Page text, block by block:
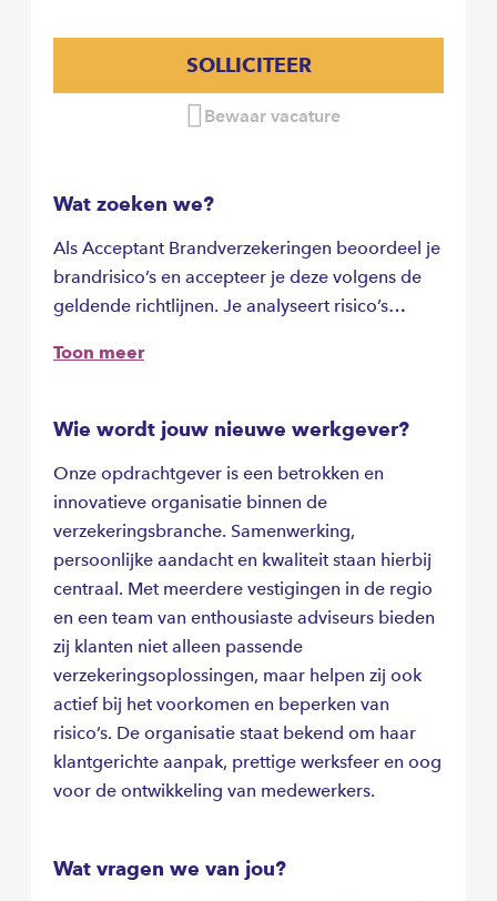
SOLLICITEER
Bewaar vacature
Wat zoeken we?
Als Acceptant Brandverzekeringen beoordeel je
brandrisico’s en accepteer je deze volgens de
geldende richtlijnen. Je analyseert risico’s
voorwaarden op en schakelt met inspecteurs,
acceptatiebeslissingen te komen. Daarnaast
polissen en adviseer je collega’s over
acceptatiekaders. Je bewaakt de voortgang van
dossiers en zorgt voor duidelijke communicatie
met alle betrokken partijen. Je komt terecht in
een professionele werkomgeving waar kwaliteit,
samenwerking en ontwikkeling centraal staan.
Toon meer
Wie wordt jouw nieuwe werkgever?
Onze opdrachtgever is een betrokken en
innovatieve organisatie binnen de
verzekeringsbranche. Samenwerking,
persoonlijke aandacht en kwaliteit staan hierbij
centraal. Met meerdere vestigingen in de regio
en een team van enthousiaste adviseurs bieden
zij klanten niet alleen passende
verzekeringsoplossingen, maar helpen zij ook
actief bij het voorkomen en beperken van
risico’s. De organisatie staat bekend om haar
klantgerichte aanpak, prettige werksfeer en oog
voor de ontwikkeling van medewerkers.
Wat vragen we van jou?